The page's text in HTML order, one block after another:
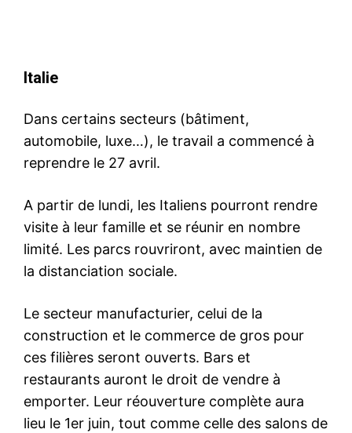
Italie
Dans certains secteurs (bâtiment,
automobile, luxe…), le travail a commencé à
reprendre le 27 avril.
A partir de lundi, les Italiens pourront rendre
visite à leur famille et se réunir en nombre
limité. Les parcs rouvriront, avec maintien de
la distanciation sociale.
Le secteur manufacturier, celui de la
construction et le commerce de gros pour
ces filières seront ouverts. Bars et
restaurants auront le droit de vendre à
emporter. Leur réouverture complète aura
lieu le 1er juin, tout comme celle des salons de